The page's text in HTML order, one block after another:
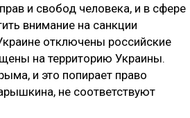
и свобод человека, и в сфере
внимание на санкции
отключены российские
на территорию Украины.
и это попирает право
не соответствуют